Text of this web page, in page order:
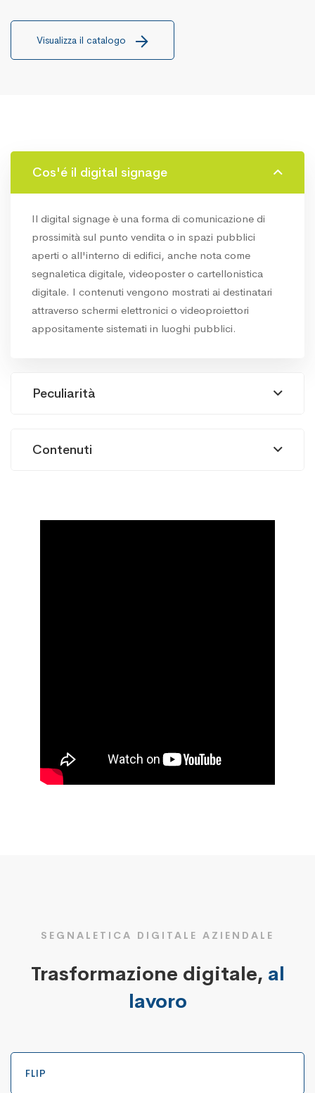
Visualizza il catalogo
Cos'é il digital signage
Il digital signage è una forma di comunicazione di
prossimità sul punto vendita o in spazi pubblici
aperti o all'interno di edifici, anche nota come
segnaletica digitale, videoposter o cartellonistica
digitale. I contenuti vengono mostrati ai destinatari
attraverso schermi elettronici o videoproiettori
appositamente sistemati in luoghi pubblici.
Peculiarità
Contenuti
SEGNALETICA DIGITALE AZIENDALE
Trasformazione digitale, al
lavoro
FLIP